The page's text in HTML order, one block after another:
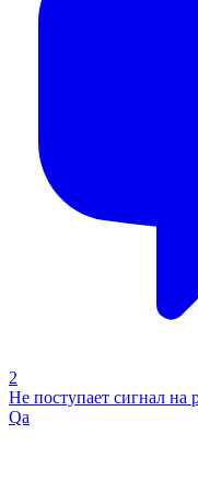
2
Не поступает сигнал на
Qa